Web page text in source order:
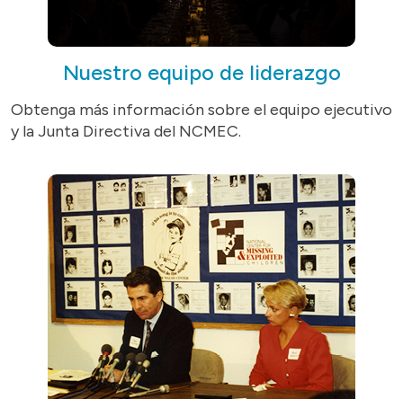
Nuestro equipo de liderazgo
Obtenga más información sobre el equipo ejecutivo
y la Junta Directiva del NCMEC.